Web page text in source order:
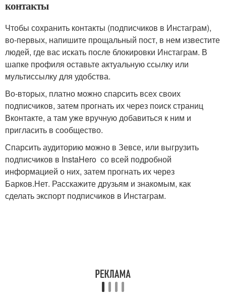
контакты
Чтобы сохранить контакты (подписчиков в Инстаграм),
во-первых, напишите прощальный пост, в нем известите
людей, где вас искать после блокировки Инстаграм. В
шапке профиля оставьте актуальную ссылку или
мультиссылку для удобства.
Во-вторых, платно можно спарсить всех своих
подписчиков, затем прогнать их через поиск страниц
Вконтакте, а там уже вручную добавиться к ним и
пригласить в сообщество.
Спарсить аудиторию можно в Зевсе, или выгрузить
подписчиков в InstaHero со всей подробной
информацией о них, затем прогнать их через
Барков.Нет. Расскажите друзьям и знакомым, как
сделать экспорт подписчиков в Инстаграм.